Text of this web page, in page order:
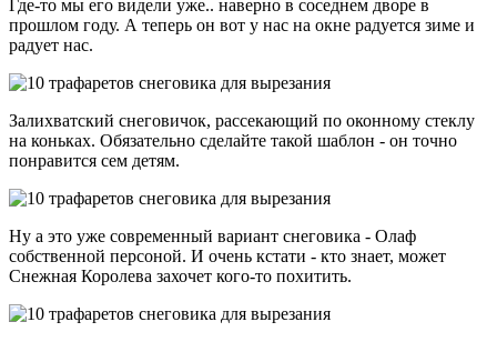
Где-то мы его видели уже.. наверно в соседнем дворе в
прошлом году. А теперь он вот у нас на окне радуется зиме и
радует нас.
Залихватский снеговичок, рассекающий по оконному стеклу
на коньках. Обязательно сделайте такой шаблон - он точно
понравится сем детям.
Ну а это уже современный вариант снеговика - Олаф
собственной персоной. И очень кстати - кто знает, может
Снежная Королева захочет кого-то похитить.